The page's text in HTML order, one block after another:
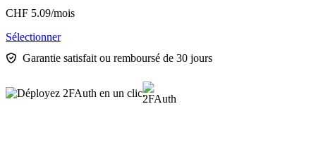
CHF 5.09/mois
Sélectionner
Garantie satisfait ou remboursé de 30 jours